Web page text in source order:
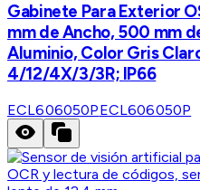
Gabinete Para Exterior
mm de Ancho, 500 mm
Aluminio, Color Gris
4/12/4X/3/3R; IP66
ECL606050PECL606050P